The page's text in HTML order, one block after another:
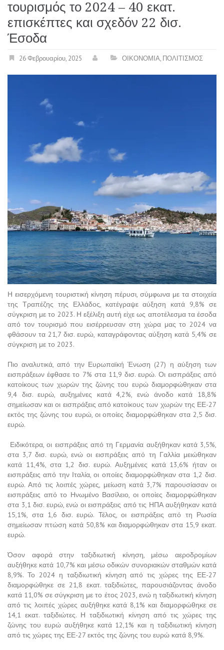
τουρισμός το 2024 – 40 εκατ.
επισκέπτες και σχεδόν 22 δισ.
Έσοδα
26 Φεβρουαρίου, 2025 ΟΙΚΟΝΟΜΙΑ, ΠΟΛΙΤΙΣΜΟΣ
Η εισερχόμενη τουριστική κίνηση πέρυσι, σύμφωνα με τα στοιχεία
της Τραπέζης της Ελλάδος, κατέγραψε αύξηση κατά 9,8% σε
σύγκριση με το 2023. Η εξέλιξη αυτή είχε ως αποτέλεσμα τα έσοδα
από τον τουρισμό που εισέρρευσαν στη χώρα μας το 2024 να
φθάσουν τα 21,7 δισ. ευρώ, καταγράφοντας αύξηση κατά 5,4% σε
σύγκριση με το 2023.
Πιο αναλυτικά, από την Ευρωπαϊκή Ένωση (27) η αύξηση των
εισπράξεων έφθασε το 7% στα 11,9 δισ. ευρώ. Οι εισπράξεις από
κατοίκους των χωρών της ζώνης του ευρώ διαμορφώθηκαν στα
9,4 δισ. ευρώ, αυξημένες κατά 4,2%, ενώ άνοδο κατά 18,8%
σημείωσαν και οι εισπράξεις από κατοίκους των χωρών της ΕΕ-27
εκτός της ζώνης του ευρώ, οι οποίες διαμορφώθηκαν στα 2,5 δισ.
ευρώ.
Ειδικότερα, οι εισπράξεις από τη Γερμανία αυξήθηκαν κατά 3,5%,
στα 3,7 δισ. ευρώ, ενώ οι εισπράξεις από τη Γαλλία μειώθηκαν
κατά 11,4%, στα 1,2 δισ. ευρώ. Αυξημένες κατά 13,6% ήταν οι
εισπράξεις από την Ιταλία, οι οποίες διαμορφώθηκαν στα 1,2 δισ.
ευρώ. Από τις λοιπές χώρες, μείωση κατά 3,7% παρουσίασαν οι
εισπράξεις από το Ηνωμένο Βασίλειο, οι οποίες διαμορφώθηκαν
στα 3,1 δισ. ευρώ, ενώ οι εισπράξεις από τις ΗΠΑ αυξήθηκαν κατά
15,1%, στα 1,6 δισ. ευρώ. Τέλος, οι εισπράξεις από τη Ρωσία
σημείωσαν πτώση κατά 50,8% και διαμορφώθηκαν στα 15,9 εκατ.
ευρώ.
Όσον αφορά στην ταξιδιωτική κίνηση, μέσω αεροδρομίων
αυξήθηκε κατά 10,7% και μέσω οδικών συνοριακών σταθμών κατά
8,9%. Το 2024 η ταξιδιωτική κίνηση από τις χώρες της ΕΕ-27
διαμορφώθηκε σε 21,8 εκατ. ταξιδιώτες, παρουσιάζοντας άνοδο
κατά 11,0% σε σύγκριση με το έτος 2023, ενώ η ταξιδιωτική κίνηση
από τις λοιπές χώρες αυξήθηκε κατά 8,1% και διαμορφώθηκε σε
14,1 εκατ. ταξιδιώτες. Η ταξιδιωτική κίνηση από τις χώρες της
ζώνης του ευρώ αυξήθηκε κατά 12,1% και η ταξιδιωτική κίνηση
από τις χώρες της ΕΕ-27 εκτός της ζώνης του ευρώ κατά 8,9%.